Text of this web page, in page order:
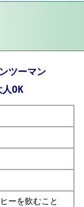
ツーマン
OK
ーを飲むこと